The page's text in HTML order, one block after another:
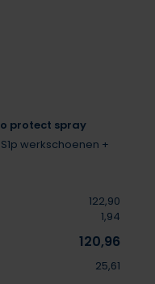
protect spray
werkschoenen +
122,90
1,94
120,96
25,61